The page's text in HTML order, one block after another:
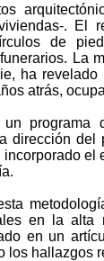
. El
de
La
ha revelado
atrás,
programa
dirección
en la
en un
los hallazgos